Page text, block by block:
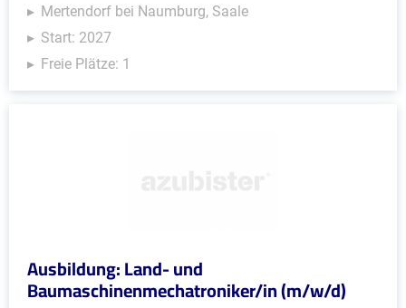
Mertendorf bei Naumburg, Saale
Start: 2027
Freie Plätze: 1
Ausbildung: Land- und
Baumaschinenmechatroniker/in (m/w/d)